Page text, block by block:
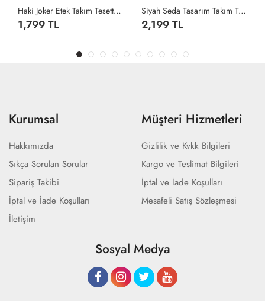
Haki Joker Etek Takım Tesettür Giyim Haki
1,799 TL
Siyah Seda Tasarım Takım Tesettür Giyim Siyah
2,199 TL
Kurumsal
Hakkımızda
Sıkça Sorulan Sorular
Sipariş Takibi
İptal ve İade Koşulları
İletişim
Müşteri Hizmetleri
Gizlilik ve Kvkk Bilgileri
Kargo ve Teslimat Bilgileri
İptal ve İade Koşulları
Mesafeli Satış Sözleşmesi
Sosyal Medya